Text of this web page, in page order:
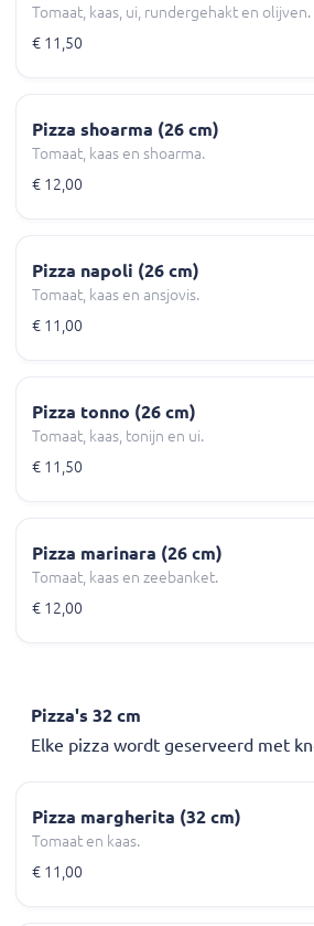
Tomaat, kaas, ui, rundergehakt en olijven.
€ 11,50
Pizza shoarma (26 cm)
Tomaat, kaas en shoarma.
€ 12,00
Pizza napoli (26 cm)
Tomaat, kaas en ansjovis.
€ 11,00
Pizza tonno (26 cm)
Tomaat, kaas, tonijn en ui.
€ 11,50
Pizza marinara (26 cm)
Tomaat, kaas en zeebanket.
€ 12,00
Pizza's 32 cm
Elke pizza wordt geserveerd met
Pizza margherita (32 cm)
Tomaat en kaas.
€ 11,00